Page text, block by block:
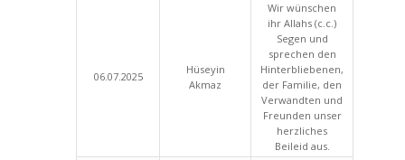
06.07.2025
Hüseyin
Akmaz
Wir wünschen
ihr Allahs (c.c.)
Segen und
sprechen den
Hinterbliebenen,
der Familie, den
Verwandten und
Freunden unser
herzliches
Beileid aus.